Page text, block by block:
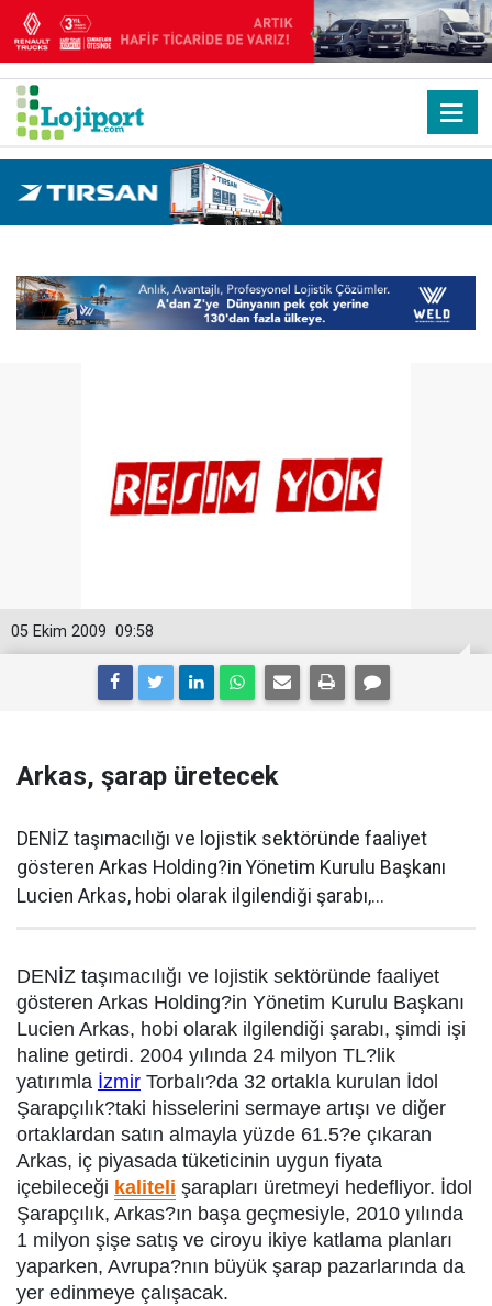
09:58
05 Ekim 2009
Arkas, şarap üretecek
DENİZ taşımacılığı ve lojistik sektöründe faaliyet
gösteren Arkas Holding?in Yönetim Kurulu Başkanı
Lucien Arkas, hobi olarak ilgilendiği şarabı,...
DENİZ taşımacılığı ve lojistik sektöründe faaliyet
gösteren Arkas Holding?in Yönetim Kurulu Başkanı
Lucien Arkas, hobi olarak ilgilendiği şarabı, şimdi işi
haline getirdi. 2004 yılında 24 milyon TL?lik
yatırımla İzmir Torbalı?da 32 ortakla kurulan İdol
Şarapçılık?taki hisselerini sermaye artışı ve diğer
ortaklardan satın almayla yüzde 61.5?e çıkaran
Arkas, iç piyasada tüketicinin uygun fiyata
içebileceği kaliteli şarapları üretmeyi hedefliyor. İdol
Şarapçılık, Arkas?ın başa geçmesiyle, 2010 yılında
1 milyon şişe satış ve ciroyu ikiye katlama planları
yaparken, Avrupa?nın büyük şarap pazarlarında da
yer edinmeye çalışacak.